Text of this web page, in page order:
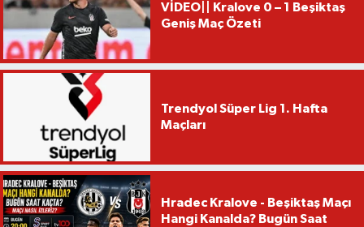
VİDEO|| Kralove 0 – 1 Beşiktaş
Geniş Maç Özeti
Trendyol Süper Lig 1. Hafta
Maçları
Hradec Kralove - Beşiktaş Maçı
Hangi Kanalda? Bugün Saat